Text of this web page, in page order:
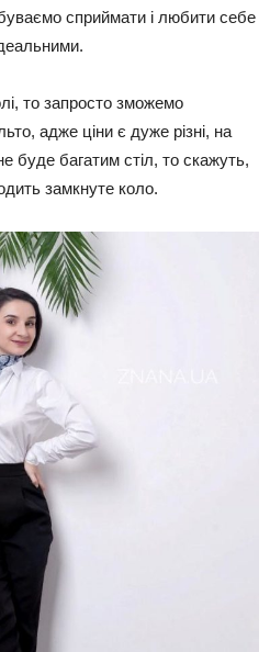
сприймати і любити себе
то запросто зможемо
адже ціни є дуже різні, на
буде багатим стіл, то скажуть,
замкнуте коло.